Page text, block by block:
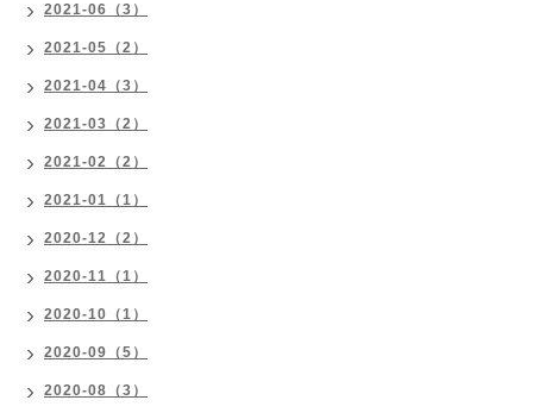
2021-06（3）
2021-05（2）
2021-04（3）
2021-03（2）
2021-02（2）
2021-01（1）
2020-12（2）
2020-11（1）
2020-10（1）
2020-09（5）
2020-08（3）